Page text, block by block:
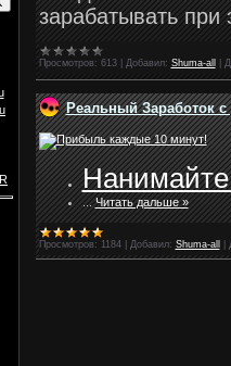
зарабатывать при
Просмотров: 613 Добавил: Shuma-all
Реальный Заработок
Читать дальше »
Просмотров: 1184 Добавил: Shuma-all